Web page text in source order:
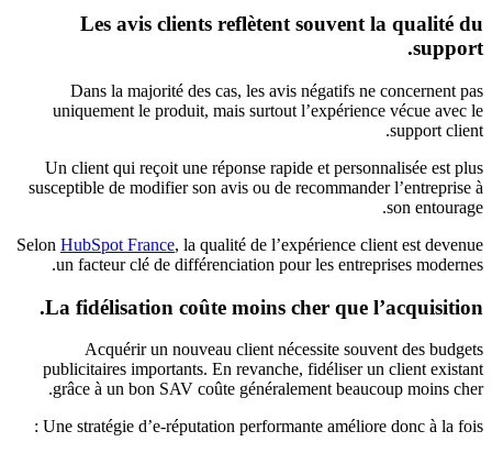
Les avis clients reflètent souvent la qualité du
support.
Dans la majorité des cas, les avis négatifs ne concernent pas
uniquement le produit, mais surtout l’expérience vécue avec le
support client.
Un client qui reçoit une réponse rapide et personnalisée est plus
susceptible de modifier son avis ou de recommander l’entreprise à
son entourage.
Selon HubSpot France, la qualité de l’expérience client est devenue
un facteur clé de différenciation pour les entreprises modernes.
La fidélisation coûte moins cher que l’acquisition.
Acquérir un nouveau client nécessite souvent des budgets
publicitaires importants. En revanche, fidéliser un client existant
grâce à un bon SAV coûte généralement beaucoup moins cher.
Une stratégie d’e-réputation performante améliore donc à la fois :